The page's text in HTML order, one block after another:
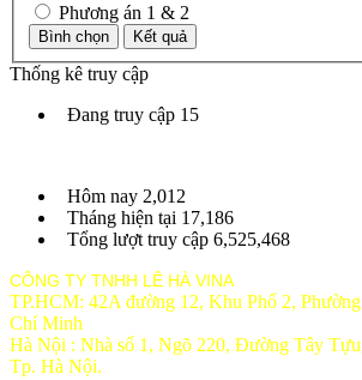
Phương án 1 & 2
Thống kê truy cập
Đang truy cập 15
Hôm nay 2,012
Tháng hiện tại 17,186
Tổng lượt truy cập 6,525,468
CÔNG TY TNHH LÊ HÀ VINA
TP.HCM: 42A đường 12, Khu Phố 2,
Chí Minh
Hà Nội : Nhà số 1, Ngõ 220, Đường Tây
Tp. Hà Nội.